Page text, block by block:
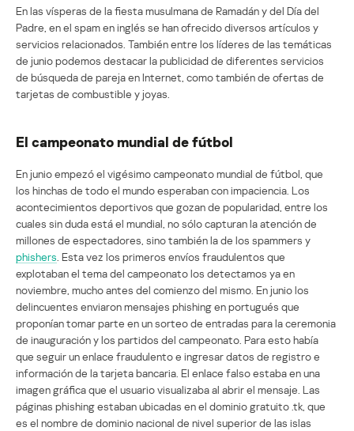
En las vísperas de la fiesta musulmana de Ramadán y del Día del
Padre, en el spam en inglés se han ofrecido diversos artículos y
servicios relacionados. También entre los líderes de las temáticas
de junio podemos destacar la publicidad de diferentes servicios
de búsqueda de pareja en Internet, como también de ofertas de
tarjetas de combustible y joyas.
El campeonato mundial de fútbol
En junio empezó el vigésimo campeonato mundial de fútbol, que
los hinchas de todo el mundo esperaban con impaciencia. Los
acontecimientos deportivos que gozan de popularidad, entre los
cuales sin duda está el mundial, no sólo capturan la atención de
millones de espectadores, sino también la de los spammers y
phishers . Esta vez los primeros envíos fraudulentos que
explotaban el tema del campeonato los detectamos ya en
noviembre, mucho antes del comienzo del mismo. En junio los
delincuentes enviaron mensajes phishing en portugués que
proponían tomar parte en un sorteo de entradas para la ceremonia
de inauguración y los partidos del campeonato. Para esto había
que seguir un enlace fraudulento e ingresar datos de registro e
información de la tarjeta bancaria. El enlace falso estaba en una
imagen gráfica que el usuario visualizaba al abrir el mensaje. Las
páginas phishing estaban ubicadas en el dominio gratuito .tk, que
es el nombre de dominio nacional de nivel superior de las islas